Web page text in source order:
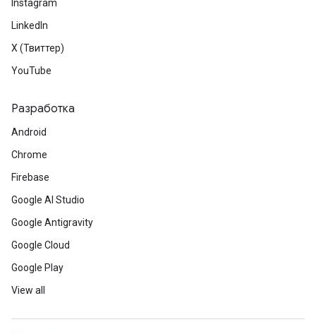
Instagram
LinkedIn
X (Твиттер)
YouTube
Разработка
Android
Chrome
Firebase
Google AI Studio
Google Antigravity
Google Cloud
Google Play
View all